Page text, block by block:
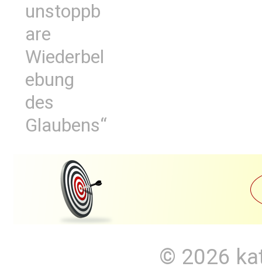
unstoppb
are
Wiederbel
ebung
des
Glaubens“
© 2026